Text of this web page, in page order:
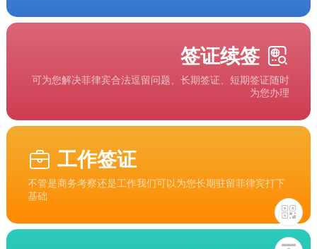
签证续签
可为您解决菲律宾合法逗留问题、长期签证、短期签证随时
为您办理
工作签证
不管是商务考察还是工作我们可以为您长期驻留菲律宾打下
基础